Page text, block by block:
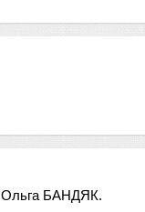
Ольга БАНДЯК.